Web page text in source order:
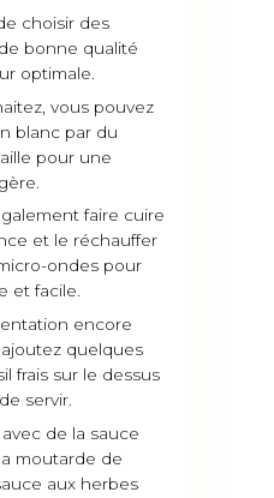
choisir des
bonne qualité
optimale.
vous pouvez
blanc par du
pour une
faire cuire
et le réchauffer
ondes pour
et facile.
encore
quelques
frais sur le dessus
servir.
de la sauce
moutarde de
aux herbes